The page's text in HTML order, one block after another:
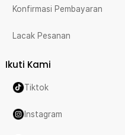
Konfirmasi Pembayaran
Lacak Pesanan
Ikuti Kami
Tiktok
Instagram